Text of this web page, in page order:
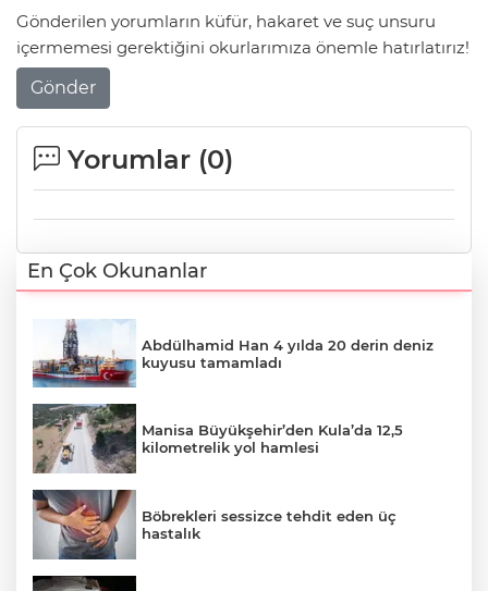
Gönderilen yorumların küfür, hakaret ve suç unsuru
içermemesi gerektiğini okurlarımıza önemle hatırlatırız!
Gönder
Yorumlar (0)
En Çok Okunanlar
Abdülhamid Han 4 yılda 20 derin deniz
kuyusu tamamladı
Manisa Büyükşehir’den Kula’da 12,5
kilometrelik yol hamlesi
Böbrekleri sessizce tehdit eden üç
hastalık